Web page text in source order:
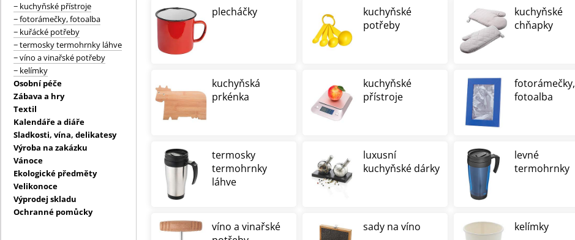
− kuchyňské přístroje
− fotorámečky, fotoalba
− kuřácké potřeby
− termosky termohrnky láhve
− víno a vinařské potřeby
− kelímky
Osobní péče
Zábava a hry
Textil
Kalendáře a diáře
Sladkosti, vína, delikatesy
Výroba na zakázku
Vánoce
Ekologické předměty
Velikonoce
Výprodej skladu
Ochranné pomůcky
plecháčky
kuchyňské
potřeby
kuchyňské
chňapky
kuchyňská
prkénka
kuchyňské
přístroje
fotorámečky,
fotoalba
termosky
termohrnky
láhve
luxusní
kuchyňské dárky
levné
termohrnky
víno a vinařské
sady na víno kelímky